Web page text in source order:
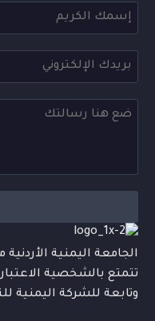
الجامعة اليمنية
تتمتع بالشخصية
وتابعة للشركة اليمنية